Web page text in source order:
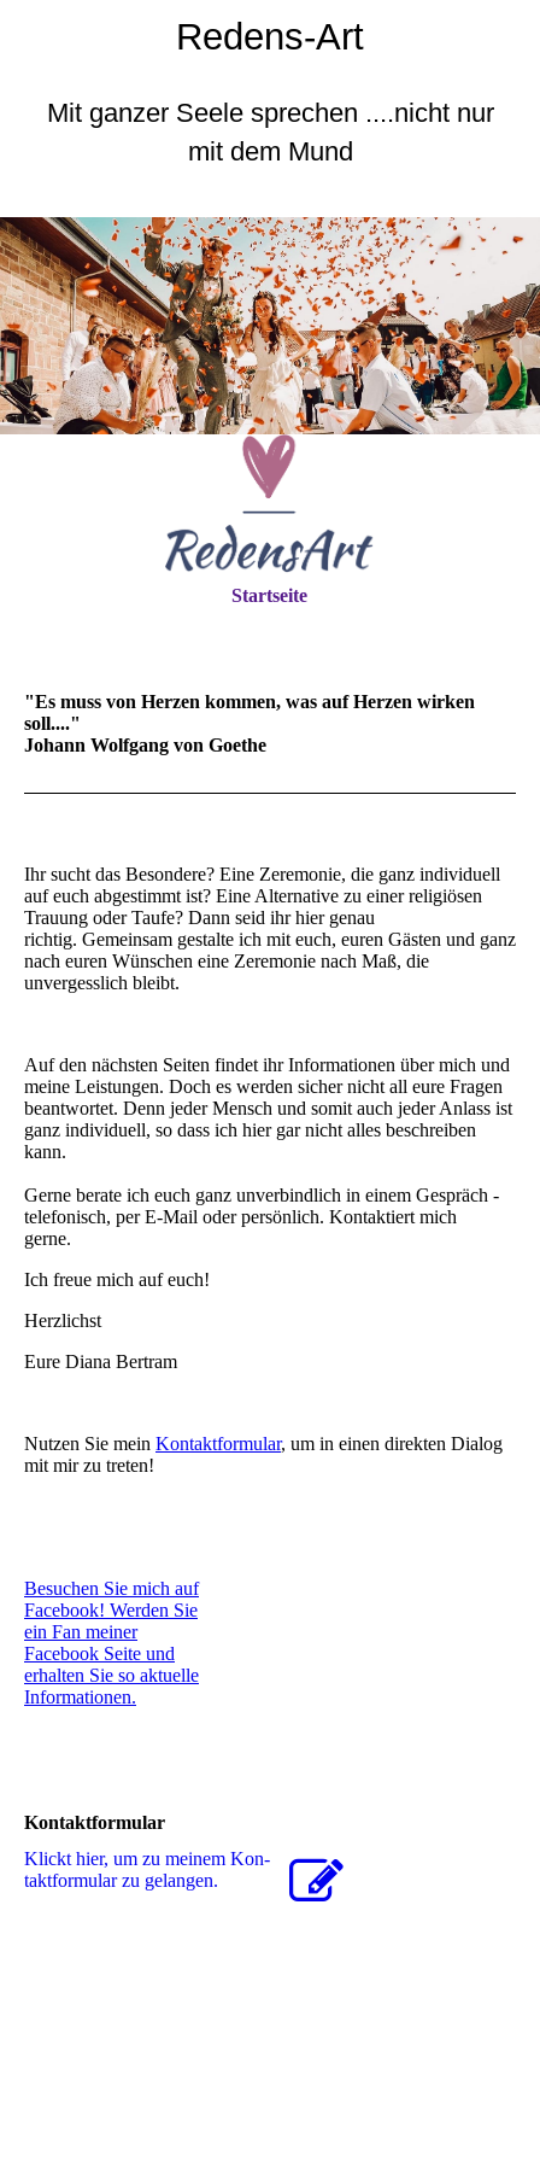
Redens-Art
Mit ganzer Seele sprechen ....nicht nur
mit dem Mund
Startseite
"Es muss von Herzen kommen, was auf Herzen wirken
soll...."
Johann Wolfgang von Goethe
Ihr sucht das Besondere? Eine Zeremonie, die ganz individuell
auf euch abgestimmt ist? Eine Alternative zu einer religiösen
Trauung oder Taufe? Dann seid ihr hier genau
richtig. Gemeinsam gestalte ich mit euch, euren Gästen und ganz
nach euren Wünschen eine Zeremonie nach Maß, die
unvergesslich bleibt.
Auf den nächsten Seiten findet ihr Informationen über mich und
meine Leistungen. Doch es werden sicher nicht all eure Fragen
beantwortet. Denn jeder Mensch und somit auch jeder Anlass ist
ganz individuell, so dass ich hier gar nicht alles beschreiben
kann.
Gerne berate ich euch ganz unverbindlich in einem Gespräch -
telefonisch, per E-Mail oder persönlich. Kontaktiert mich
gerne.
Ich freue mich auf euch!
Herzlichst
Eure Diana Bertram
Nutzen Sie mein Kontaktformular, um in einen direkten Dialog
mit mir zu treten!
Besuchen Sie mich auf
Facebook! Werden Sie
ein Fan meiner
Facebook Seite und
erhalten Sie so aktuelle
Informationen.
Kontaktformular
Klickt hier, um zu meinem Kon­
takt­for­mu­lar zu gelangen.